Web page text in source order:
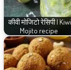
कीवी मोजिटो रेसिपी | Kiwi
Mojito recipe